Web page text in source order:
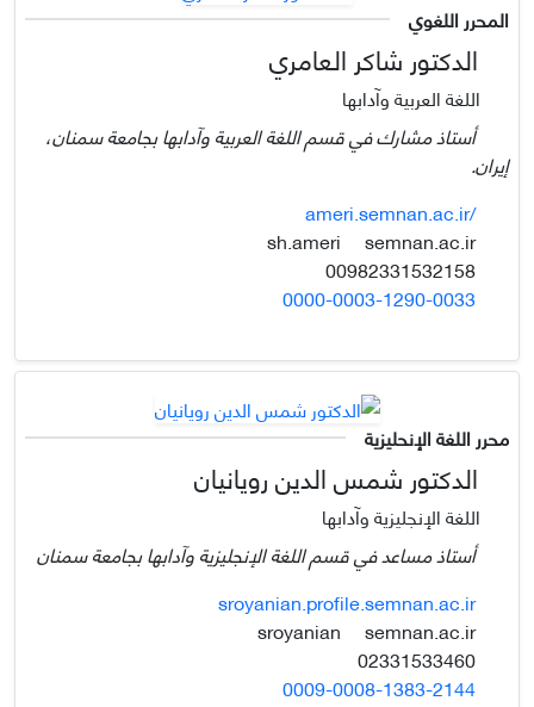
المحرر اللغوي
الدكتور شاكر العامري
اللغة العربية وآدابها
أستاذ مشارك في قسم اللغة العربية وآدابها بجامعة سمنان،
إيران.
ameri.semnan.ac.ir/
sh.ameri
semnan.ac.ir
0000-0003-1290-0033
محرر اللغة الإنحليزية
الدكتور شمس الدين رويانيان
اللغة الإنجليزية وآدابها
أستاذ مساعد في قسم اللغة الإنجليزية وآدابها بجامعة سمنان
sroyanian.profile.semnan.ac.ir
sroyanian
semnan.ac.ir
0009-0008-1383-2144